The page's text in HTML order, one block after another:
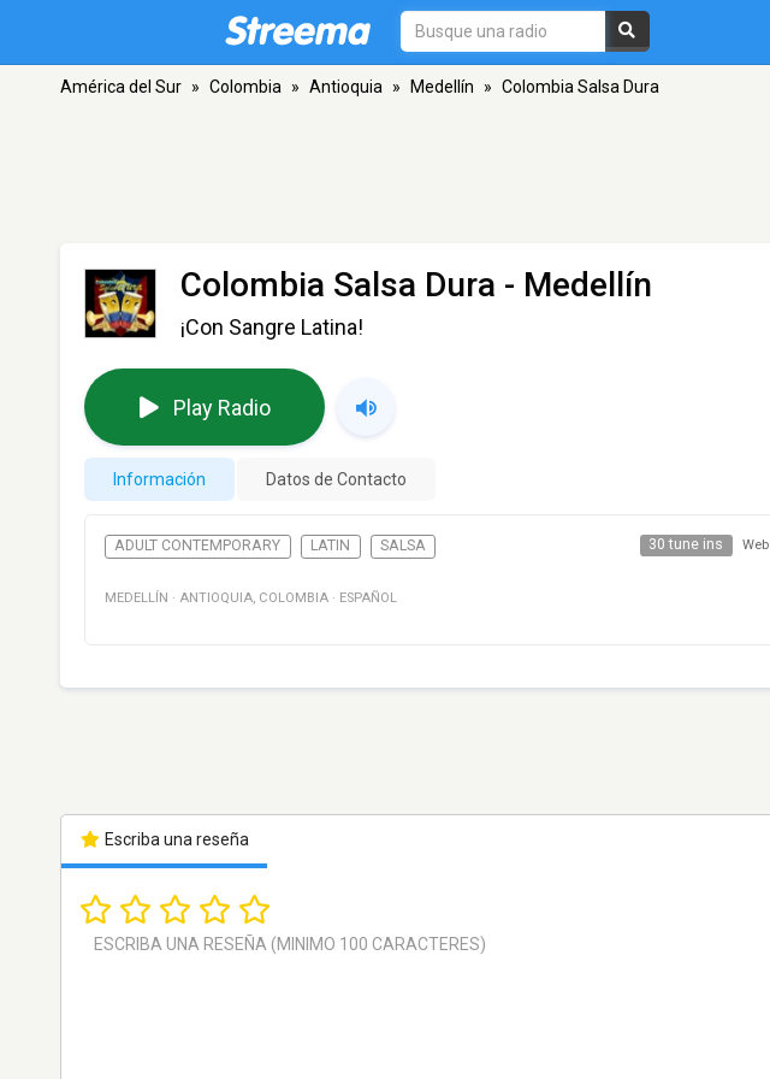
América del Sur » Colombia » Antioquia » Medellín » Colombia Salsa Dura
Colombia Salsa Dura - Medellín
¡Con Sangre Latina!
Play Radio
Información Datos de Contacto
ADULT CONTEMPORARY LATIN SALSA 30 tune ins Web
MEDELLÍN · ANTIOQUIA, COLOMBIA · ESPAÑOL
Escriba una reseña